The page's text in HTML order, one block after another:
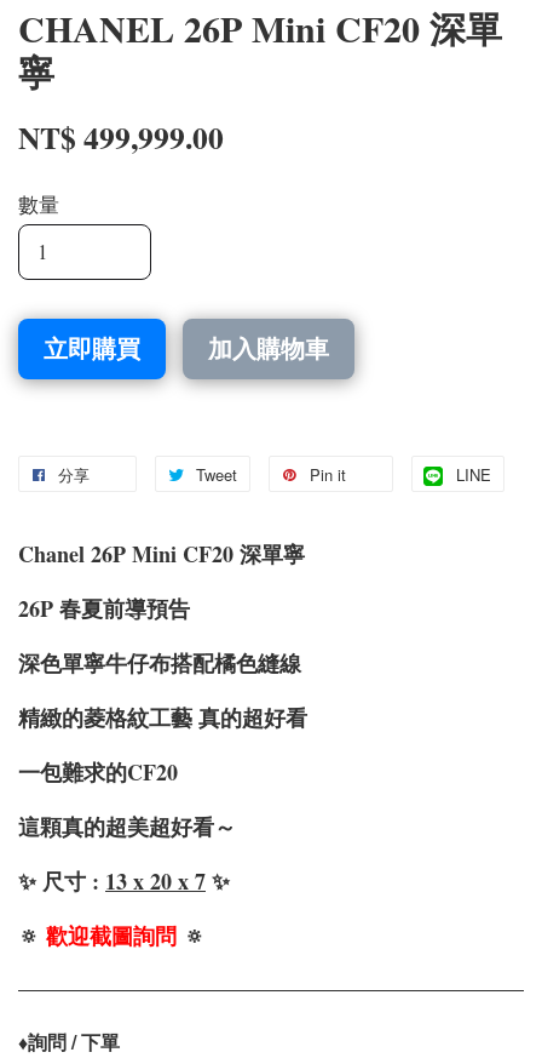
CHANEL 26P Mini CF20 深單
寧
NT$ 499,999.00
數量
立即購買 加入購物車
分享 Tweet Pin it LINE
Chanel 26P Mini CF20 深單寧
26P 春夏前導預告
深色單寧牛仔布搭配橘色縫線
精緻的菱格紋工藝 真的超好看
一包難求的CF20
這顆真的超美超好看～
✨ 尺寸 : 13 x 20 x 7✨
🔅 歡迎截圖詢問 🔅
♦️詢問 / 下單